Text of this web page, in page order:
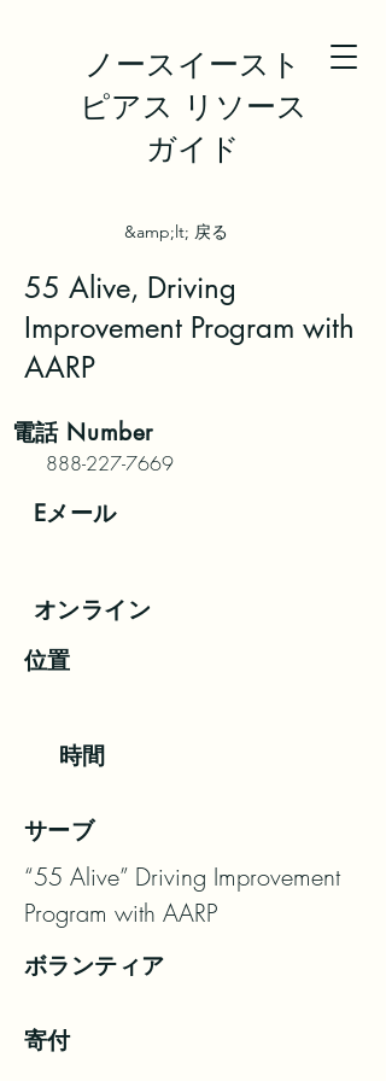
ノースイースト
ピアス リソース
ガイド
&amp;lt; 戻る
55 Alive, Driving
Improvement Program with
AARP
電話Number
888-227-7669
Eメール
オンライン
位置
時間
サーブ
“55 Alive” Driving Improvement
Program with AARP
ボランティア
寄付